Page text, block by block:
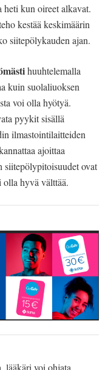
kun oireet alkavat.
kestää keskimäärin
siitepölykauden ajan.
huuhtelemalla
kuin suolaliuoksen
voi olla hyötyä.
pyykit sisällä
ilmastointilaitteiden
ajoittaa
siitepölypitoisuudet ovat
olla hyvä välttää.
lääkäri voi ohjata